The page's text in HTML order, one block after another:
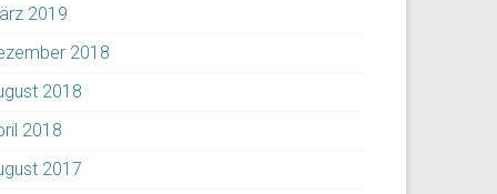
2019
2018
2018
2018
2017